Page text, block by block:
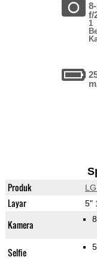
f/
1
Produk
Layar 5"
Kamera
Selfie